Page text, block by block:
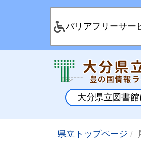
バリアフリーサー
大分県立図書館
県立トップページ